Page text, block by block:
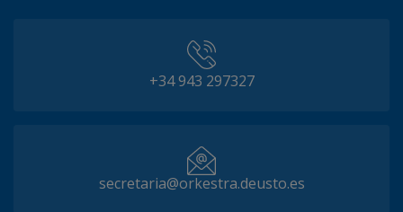
+34 943 297327
secretaria@orkestra.deusto.es